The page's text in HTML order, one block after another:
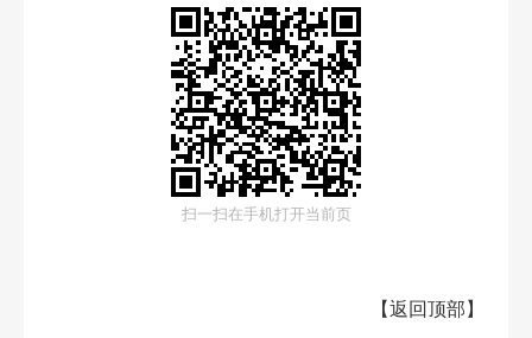
扫一扫在手机打开当前页
【返回顶部 】